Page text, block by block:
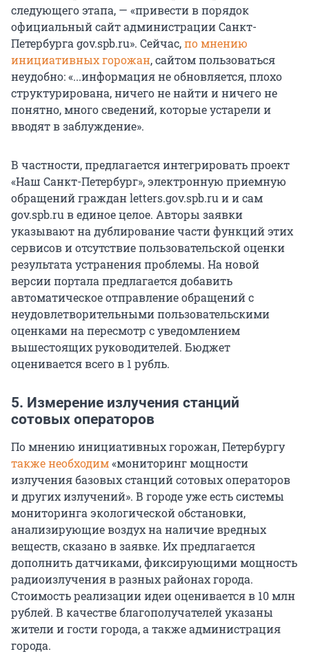
следующего этапа, — «привести в порядок
официальный сайт администрации Санкт-
Петербурга gov.spb.ru». Сейчас,по мнению
инициативных горожан, сайтом пользоваться
неудобно: «...информация не обновляется, плохо
структурирована, ничего не найти и ничего не
понятно, много сведений, которые устарели и
вводят в заблуждение».
В частности, предлагается интегрировать проект
«Наш Санкт-Петербург», электронную приемную
обращений граждан letters.gov.spb.ru и и сам
gov.spb.ru в единое целое. Авторы заявки
указывают на дублирование части функций этих
сервисов и отсутствие пользовательской оценки
результата устранения проблемы. На новой
версии портала предлагается добавить
автоматическое отправление обращений с
неудовлетворительными пользовательскими
оценками на пересмотр с уведомлением
вышестоящих руководителей. Бюджет
оценивается всего в 1 рубль.
5. Измерение излучения станций
сотовых операторов
По мнению инициативных горожан, Петербургу
также необходим«мониторинг мощности
излучения базовых станций сотовых операторов
и других излучений». В городе уже есть системы
мониторинга экологической обстановки,
анализирующие воздух на наличие вредных
веществ, сказано в заявке. Их предлагается
дополнить датчиками, фиксирующими мощность
радиоизлучения в разных районах города.
Стоимость реализации идеи оценивается в 10 млн
рублей. В качестве благополучателей указаны
жители и гости города, а также администрация
города.